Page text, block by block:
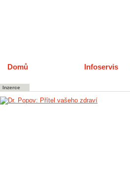
Domů Infoservis
Inzerce